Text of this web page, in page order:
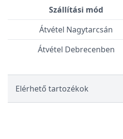
Szállítási mód
Átvétel Nagytarcsán
Átvétel Debrecenben
Elérhető tartozékok